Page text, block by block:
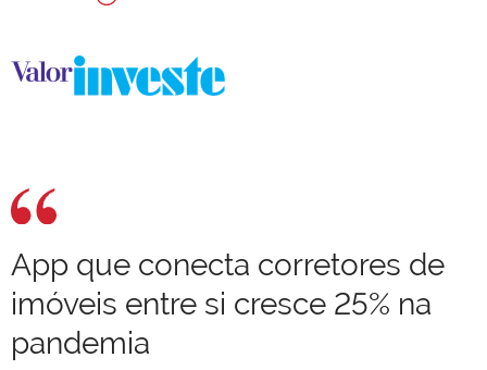
App que conecta corretores de
imóveis entre si cresce 25% na
pandemia